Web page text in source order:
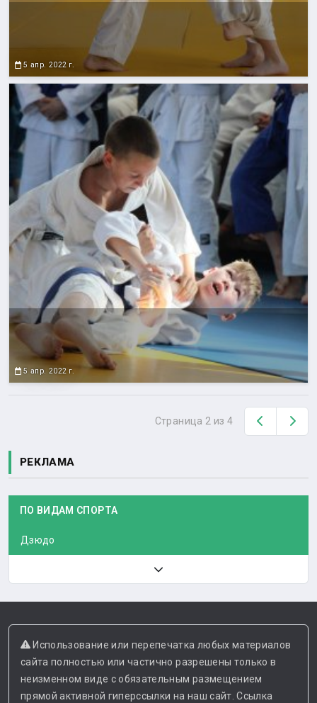
5 апр. 2022 г.
5 апр. 2022 г.
Страница 2 из 4 Назад
РЕКЛАМА
ПО ВИДАМ СПОРТА
Дзюдо
Использование или перепечатка любых материалов
сайта полностью или частично разрешены только в
неизменном виде с обязательным размещением
прямой активной гиперссылки на наш сайт. Ссылка